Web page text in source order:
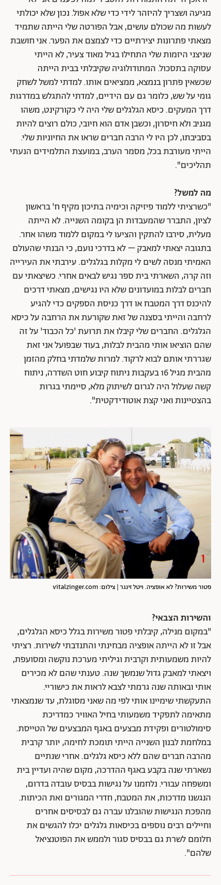
מגיעה ושצריך להיזהר לידי כדי שלא אפול. נכון שלא יכולתי
לעשות מה שכולם עושים, אבל הפורטה שלי הייתה שתמיד
מצאתי פתרונות יצירתיים כדי לצמצם את הפער. אני חושבת
שניצני היזמות שלי התחילו בגיל מאוד צעיר, לא הייתי
עסוקה בתסכול. המתודולוגיה שקיבלתי בבית הייתה
שכשאין פתרון בנמצא, ממציאים אותו. למדתי למשל לשחק
גומי על שש, כלומר גם עם הידיים, למדתי להתגלש במדרגות
דרך המעקים. כיסא הגלגלים שלי היה לי כקורקינט, משהו
מגניב ולא חיסרון, וכשבן אדם הוא חיובי, כולם רוצים להיות
בסביבתו, לכן היו לי הרבה חברים שראו את החיוניות שלי.
הייתי מעורבת בכל, מסמר הערב, במועצת התלמידים הנעתי
תהליכים".
מה למשל?
"כשרציתי ללמוד פיזיקה וכימיה בתיכון מקיף ח' בראשון
לציון, התברר שהמעבדות הן בקומה השנייה. לא הייתה
מעלית, סירבו להתקין והציעו לי במקום ללמוד משהו אחר.
בתגובה יצאתי למאבק – לא בדרכי נועם, כי הבנתי שהעולם
האמיתי מנסה לשים לי מקלות בגלגלים. עירבתי את העירייה
וזה קרה, השארתי בית ספר נגיש לבאים אחרי. כשיצאתי עם
חברים לבלות במועדונים שלא היו נגישים, מצאתי דרכים
להיכנס דרך המטבח או דרך כניסת הספקים כדי להגיע
לרחבה והייתי בסצנה של זאת שקורעת את הרחבה על כיסא
הגלגלים. החברים שלי קיבלו את תרועת 'כל הכבוד' על זה
שהם הוציאו אותי מהבית לבלות, בעוד שבפועל אני זאת
שגררתי אותם לבוא לרקוד. למרות שלמדתי בחלק מהזמן
מהבית מגיל 16 בעקבות ניתוח קיבוע חוט השדרה, ניתוח
קשה שעלול היה לגרום לשיתוק מלא, סיימתי בגרות
בהצטיינות ואני קצת אוטודידקטית".
פטור משירות? לא אופציה. ויטל זינגר | צילום: vitalzinger.com
והשירות הצבאי?
"במקום מנילה, קיבלתי פטור משירות בגלל כיסא הגלגלים,
אבל זו לא הייתה אופציה מבחינתי והתנדבתי לשירות. רציתי
להיות משמעותית וקרבית וגיליתי מערכת נוקשה ומסועפת,
ויצאתי למאבק גדול שנמשך שנה. טענתי שהם לא מכירים
אותי ובאותה שנה גרמתי לצבא לראות את כישוריי.
התעקשתי שימיינו אותי לפי מה שאני מסוגלת, עד שנמצאתי
מתאימה לתפקיד משמעותי בחיל האוויר כמדריכת
סימולטורים ופקידת מבצעים באגף המבצעים של הטייסת.
במלחמת לבנון השנייה הייתי תומכת לחימה, יותר קרבית
מהרבה חברים שהם ללא כיסא גלגלים. אחרי שנתיים
נשארתי שנה בקבע באגף ההדרכה, מקום שהיה ועדיין בית
ומשפחה עבורי. נלחמנו על נגישות בבסיס עובדה בדרום,
הנגשנו מדרכות, את המטבח, חדרי המגורים ואת הכיתות.
מהפכת הנגישות שהובלנו עברה גם לבסיסים אחרים
וחיילים רבים נוספים בכיסאות גלגלים יכלו להגשים את
חלומם לשרת גם בבסיס סגור ולממש את הפוטנציאל
שלהם".